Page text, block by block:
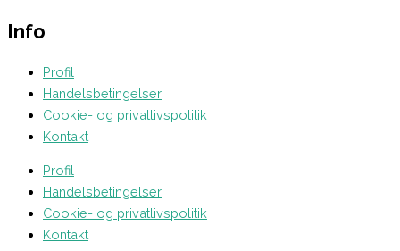
Info
Profil
Handelsbetingelser
Cookie- og privatlivspolitik
Kontakt
Profil
Handelsbetingelser
Cookie- og privatlivspolitik
Kontakt